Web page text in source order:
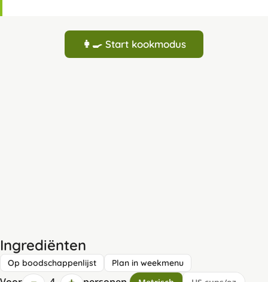
👩‍🍳 Start kookmodus
Ingrediënten
Op boodschappenlijst Plan in weekmenu